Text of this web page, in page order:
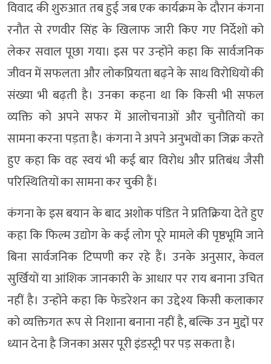
विवाद की शुरुआत तब हुई जब एक कार्यक्रम के दौरान कंगना
रनौत से रणवीर सिंह के खिलाफ जारी किए गए निर्देशों को
लेकर सवाल पूछा गया। इस पर उन्होंने कहा कि सार्वजनिक
जीवन में सफलता और लोकप्रियता बढ़ने के साथ विरोधियों की
संख्या भी बढ़ती है। उनका कहना था कि किसी भी सफल
व्यक्ति को अपने सफर में आलोचनाओं और चुनौतियों का
सामना करना पड़ता है। कंगना ने अपने अनुभवों का जिक्र करते
हुए कहा कि वह स्वयं भी कई बार विरोध और प्रतिबंध जैसी
परिस्थितियों का सामना कर चुकी हैं।
कंगना के इस बयान के बाद अशोक पंडित ने प्रतिक्रिया देते हुए
कहा कि फिल्म उद्योग के कई लोग पूरे मामले की पृष्ठभूमि जाने
बिना सार्वजनिक टिप्पणी कर रहे हैं। उनके अनुसार, केवल
सुर्खियों या आंशिक जानकारी के आधार पर राय बनाना उचित
नहीं है। उन्होंने कहा कि फेडरेशन का उद्देश्य किसी कलाकार
को व्यक्तिगत रूप से निशाना बनाना नहीं है, बल्कि उन मुद्दों पर
ध्यान देना है जिनका असर पूरी इंडस्ट्री पर पड़ सकता है।